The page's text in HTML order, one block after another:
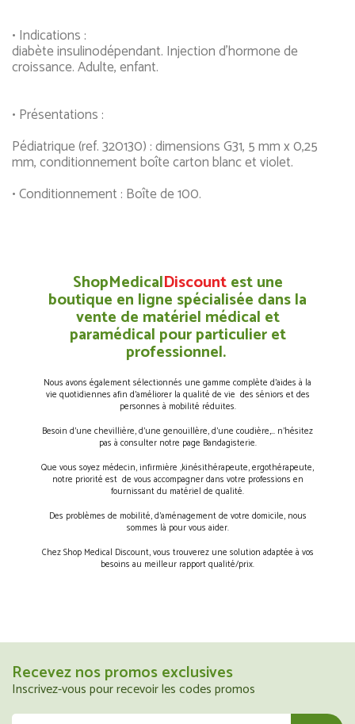
• Indications :
diabète insulinodépendant. Injection d'hormone de
croissance. Adulte, enfant.
• Présentations :
Pédiatrique (ref. 320130) : dimensions G31, 5 mm x 0,25
mm, conditionnement boîte carton blanc et violet.
• Conditionnement : Boîte de 100.
ShopMedicalDiscountest une
boutique en ligne spécialisée dans la
vente de matériel médical et
paramédical pour particulier et
professionnel.
Nous avons également sélectionnés une gamme complète d’aides à la
vie quotidiennes afin d’améliorer la qualité de vie des séniors et des
personnes à mobilité réduites.
Besoin d’une chevillière, d’une genouillère, d’une coudière,… n’hésitez
pas à consulter notre page Bandagisterie.
Que vous soyez médecin, infirmière ,kinésithérapeute, ergothérapeute,
notre priorité est de vous accompagner dans votre professions en
fournissant du matériel de qualité.
Des problèmes de mobilité, d’aménagement de votre domicile, nous
sommes là pour vous aider.
Chez Shop Medical Discount, vous trouverez une solution adaptée à vos
besoins au meilleur rapport qualité/prix.
Recevez nos promos exclusives
Inscrivez-vous pour recevoir les codes promos